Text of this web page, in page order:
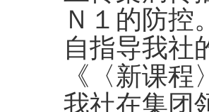
Ｎ１的防控
自指导我社
《〈新课
我社在集团